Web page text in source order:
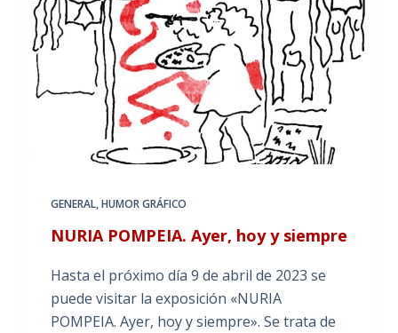
GENERAL,HUMOR GRÁFICO
NURIA POMPEIA. Ayer, hoy y siempre
Hasta el próximo día 9 de abril de 2023 se
puede visitar la exposición «NURIA
POMPEIA. Ayer, hoy y siempre». Se trata de